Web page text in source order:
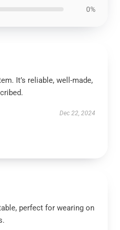
0%
It’s reliable, well-made,
Dec 22, 2024
perfect for wearing on